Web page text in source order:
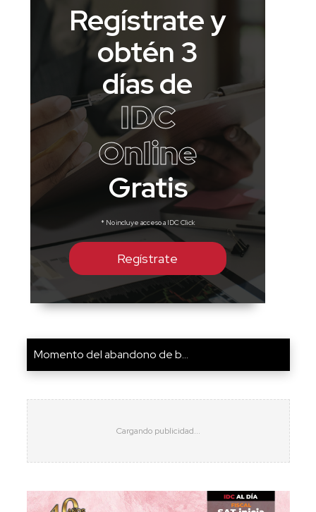
Regístrate y
obtén 3
días de
IDC
Online
Gratis
* No incluye acceso a IDC Click
Regístrate
Momento del abandono de b...